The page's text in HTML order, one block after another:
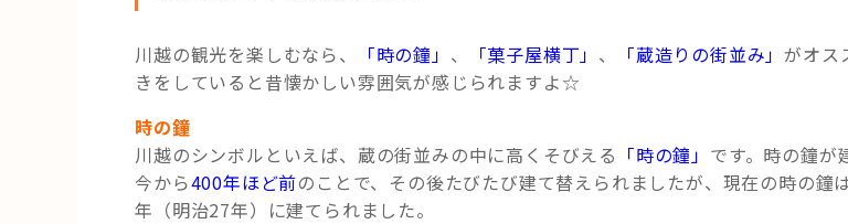
川越の観光を楽しむなら、 「時の鐘」 、 「菓子屋横丁」 、 「蔵造りの街並み」がオス
きをしていると昔懐かしい雰囲気が感じられますよ☆
時の鐘
川越のシンボルといえば、蔵の街並みの中に高くそびえる 「時の鐘」 です。時の鐘が
今から400年ほど前のことで、その後たびたび建て替えられましたが、現在の時の鐘
年（明治27年）に建てられました。